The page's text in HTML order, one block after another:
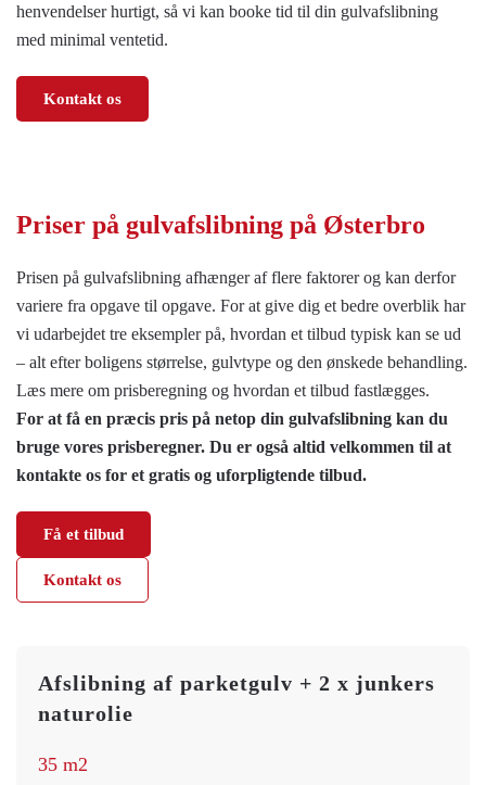
henvendelser hurtigt, så vi kan booke tid til din gulvafslibning
med minimal ventetid.
Kontakt os
Priser på gulvafslibning på Østerbro
Prisen på gulvafslibning afhænger af flere faktorer og kan derfor
variere fra opgave til opgave. For at give dig et bedre overblik har
vi udarbejdet tre eksempler på, hvordan et tilbud typisk kan se ud
– alt efter boligens størrelse, gulvtype og den ønskede behandling.
Læs mere om prisberegning og hvordan et tilbud fastlægges.
For at få en præcis pris på netop din gulvafslibning kan du
bruge vores prisberegner. Du er også altid velkommen til at
kontakte os for et gratis og uforpligtende tilbud.
Få et tilbud
Kontakt os
Afslibning af parketgulv + 2 x junkers
naturolie
35 m2